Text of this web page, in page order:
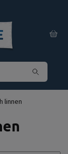
linnen